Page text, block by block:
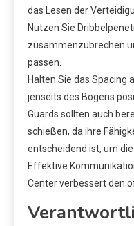
das Lesen der
Nutzen Sie
zusammenzubrechen
passen.
Halten Sie das
jenseits des Bogens
Guards sollten auch
schießen, da ihre
entscheidend ist, um
Effektive
Center verbessert den